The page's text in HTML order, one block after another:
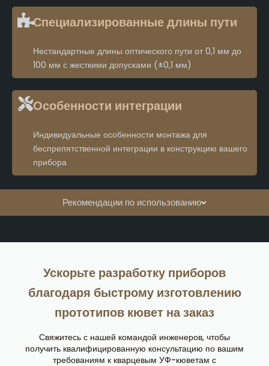
Рекомендации по использованию
Специализированные длины пути
Нестандартные длины оптического пути от 0,1 мм до
100 мм с жесткими допусками (±0,1 мм)
Особенности интеграции
Индивидуальные особенности монтажа для
беспрепятственной интеграции в конструкцию вашего
прибора
Ускорьте разработку приборов
благодаря быстрому изготовлению
прототипов кювет на заказ
Свяжитесь с нашей командой инженеров, чтобы
получить квалифицированную консультацию по вашим
требованиям к кварцевым УФ-кюветам с